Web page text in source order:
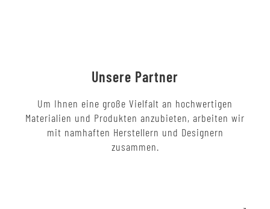
Unsere Partner
Um Ihnen eine große Vielfalt an hochwertigen
Materialien und Produkten anzubieten, arbeiten wir
mit namhaften Herstellern und Designern
zusammen.